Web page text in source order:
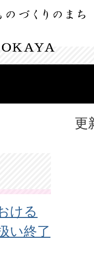
更
ける
い終了